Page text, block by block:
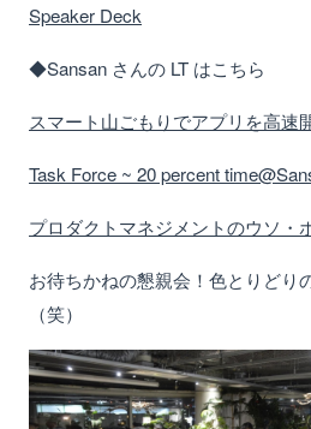
Speaker Deck
◆Sansan さんの LT はこちら
スマート山ごもりでアプリを高速
Task Force ~ 20 percent
プロダクトマネジメントのウソ・
お待ちかねの懇親会！色とりど
（笑）